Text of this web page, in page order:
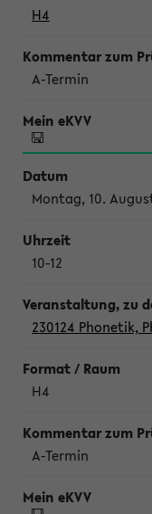
H4
A-Termin
Montag, 10.
10-12
230124 Phonetik,
H4
A-Termin